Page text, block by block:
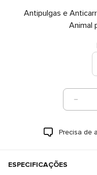
Antipulgas e
Animal
Precisa de
ESPECIFICAÇÕES